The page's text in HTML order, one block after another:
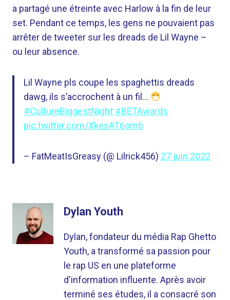
a partagé une étreinte avec Harlow à la fin de leur
set. Pendant ce temps, les gens ne pouvaient pas
arrêter de tweeter sur les dreads de Lil Wayne –
ou leur absence.
Lil Wayne pls coupe les spaghettis dreads
dawg, ils s’accrochent à un fil…
#CultureBiggestNight #BETAwards
pic.twitter.com/XkesAT6om6
– FatMeatIsGreasy (@ Lilrick456) 27 juin 2022
Dylan Youth
Dylan, fondateur du média Rap Ghetto
Youth, a transformé sa passion pour
le rap US en une plateforme
d'information influente. Après avoir
terminé ses études, il a consacré son